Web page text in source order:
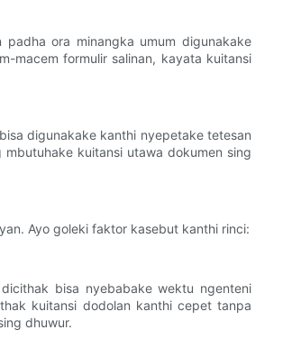
ora minangka umum digunakake
macem formulir salinan, kayata kuitansi
digunakake kanthi nyepetake tetesan
kuitansi utawa dokumen sing
Ayo goleki faktor kasebut kanthi rinci:
bisa nyebabake wektu ngenteni
kuitansi dodolan kanthi cepet tanpa
dhuwur.